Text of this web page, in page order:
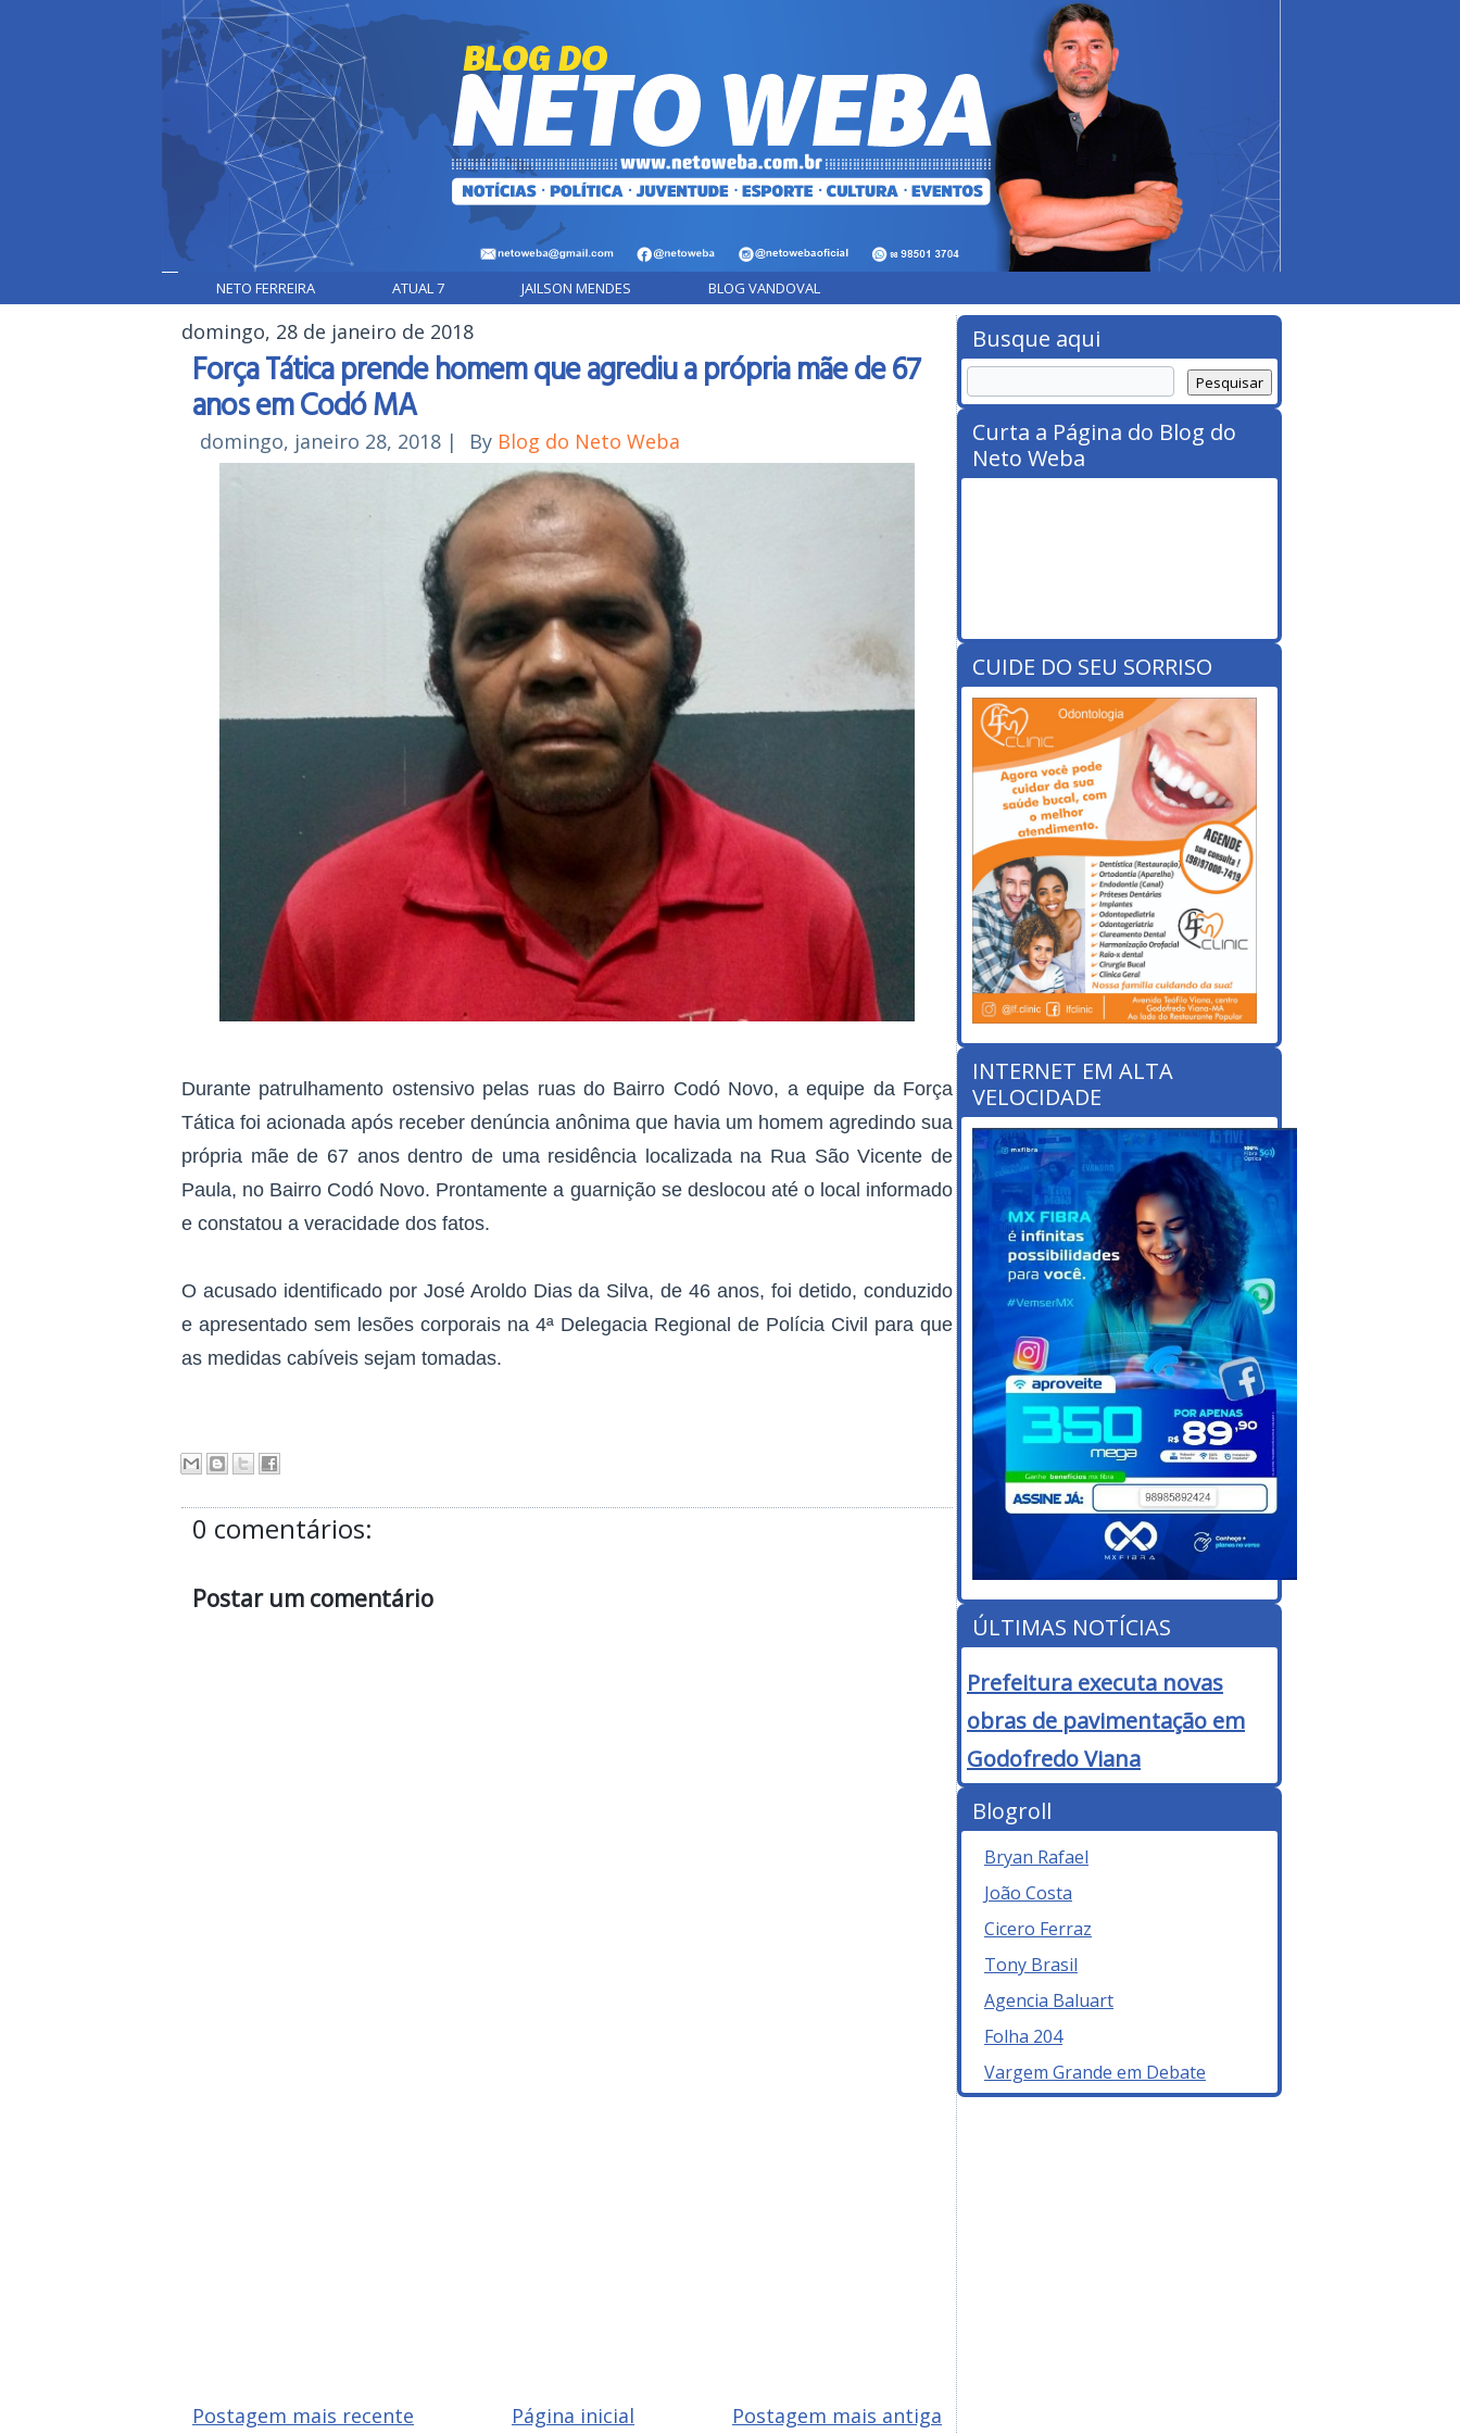
NETO FERREIRA ATUAL 7 JAILSON MENDES BLOG VANDOVAL
domingo, 28 de janeiro de 2018
Força Tática prende homem que agrediu a própria mãe de 67
anos em Codó MA
domingo, janeiro 28, 2018 | By Blog do Neto Weba
Durante patrulhamento ostensivo pelas ruas do Bairro Codó Novo, a equipe da Força
Tática foi acionada após receber denúncia anônima que havia um homem agredindo sua
própria mãe de 67 anos dentro de uma residência localizada na Rua São Vicente de
Paula, no Bairro Codó Novo. Prontamente a guarnição se deslocou até o local informado
e constatou a veracidade dos fatos.
O acusado identificado por José Aroldo Dias da Silva, de 46 anos, foi detido, conduzido
e apresentado sem lesões corporais na 4ª Delegacia Regional de Polícia Civil para que
as medidas cabíveis sejam tomadas.
0 comentários:
Postar um comentário
Postagem mais recente Postagem mais antiga
Página inicial
Busque aqui
Curta a Página do Blog do
Neto Weba
CUIDE DO SEU SORRISO
INTERNET EM ALTA
VELOCIDADE
ÚLTIMAS NOTÍCIAS
Prefeitura executa novas
obras de pavimentação em
Godofredo Viana
Blogroll
Bryan Rafael
João Costa
Cicero Ferraz
Tony Brasil
Agencia Baluart
Folha 204
Vargem Grande em Debate